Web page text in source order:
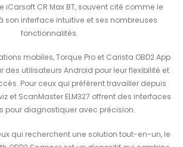
iCarsoft CR Max BT, souvent cité comme le
son interface intuitive et ses nombreuses
fonctionnalités.
mobiles, Torque Pro et Carista OBD2 App
utilisateurs Android pour leur flexibilité et
Pour ceux qui préfèrent travailler depuis
et ScanMaster ELM327 offrent des interfaces
pour diagnostiquer avec précision.
qui recherchent une solution tout-en-un, le